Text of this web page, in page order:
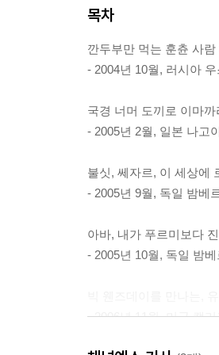
목차
깐두부만 먹는 훈츈 사람
- 2004년 10월, 러시아
국경 너머 도끼로 이마
- 2005년 2월, 일본 나고
불싯, 쎄자르, 이 세상에
- 2005년 9월, 독일 밤베
아바, 내가 푸르미보다
- 2005년 10월, 독일 밤
- 2006년 11월, 미국 캘